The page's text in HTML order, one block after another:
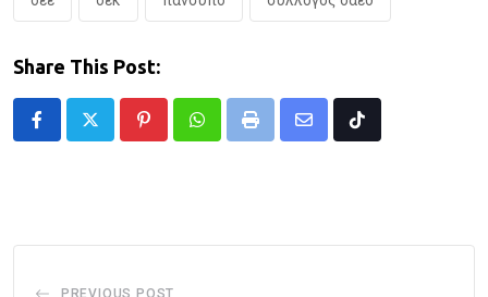
Share This Post:
PinterestWhatsappPrint
Share
Tiktok